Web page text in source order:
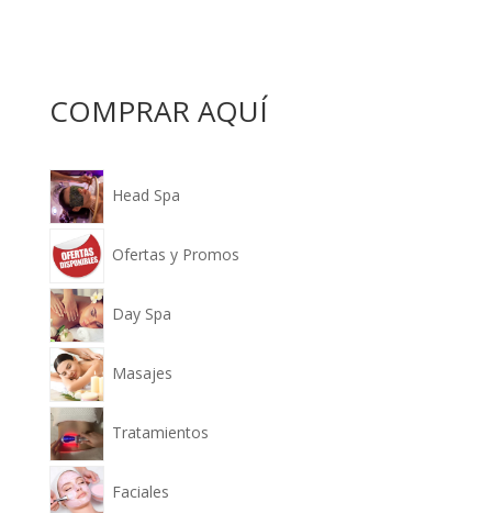
COMPRAR AQUÍ
Head Spa
Ofertas y Promos
Day Spa
Masajes
Tratamientos
Faciales